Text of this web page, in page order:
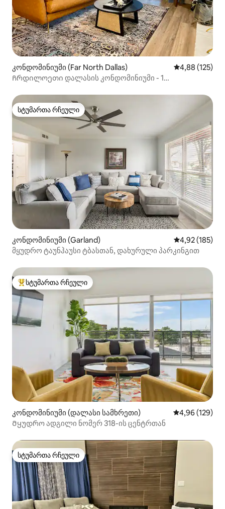
კონდომინიუმი (Far North Dallas) საშუალო
4,88 (125)
Ჩრდილოეთი დალასის კონდომინიუმი - 1
სტუმართა რჩეული
სტუმართა რჩეული
კონდომინიუმი (Garland) საშუალო
4,92 (185)
მყუდრო ტაუნჰაუსი ტბასთან, დახურული პარკინგით
სტუმართა რჩეული მოწინავე ვარიანტი
სტუმართა რჩეული
კონდომინიუმი (დალასი სამხრეთი) საშუალო
4,96 (129)
Მყუდრო ადგილი ნომერ 318-ის ცენტრთან
სტუმართა რჩეული
სტუმართა რჩეული